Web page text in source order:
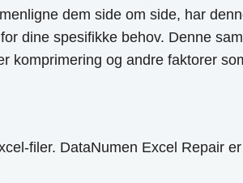
dem side om side, har
dine spesifikke behov. Denne
komprimering og andre faktorer
filer. DataNumen Excel Repair